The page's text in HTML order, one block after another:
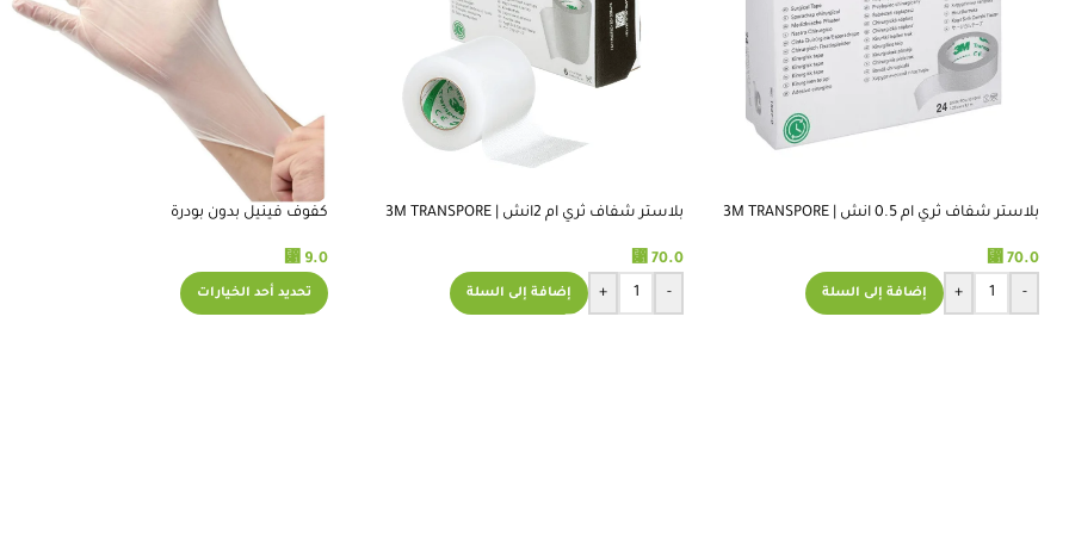
بلاستر شفاف ثري ام 0.5 انش | 3M TRANSPORE
⃁ 70.0
-
+ إضافة إلى السلة
بلاستر شفاف ثري ام 2انش | 3M TRANSPORE
⃁ 70.0
-
+ إضافة إلى السلة
كفوف فينيل بدون بودرة
⃁ 9.0
تحديد أحد الخيارات